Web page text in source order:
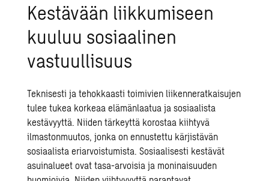
Kestävään liikkumiseen
kuuluu sosiaalinen
vastuullisuus
Teknisesti ja tehokkaasti toimivien liikenneratkaisujen
tulee tukea korkeaa elämänlaatua ja sosiaalista
kestävyyttä. Niiden tärkeyttä korostaa kiihtyvä
ilmastonmuutos, jonka on ennustettu kärjistävän
sosiaalista eriarvoistumista. Sosiaalisesti kestävät
asuinalueet ovat tasa-arvoisia ja moninaisuuden